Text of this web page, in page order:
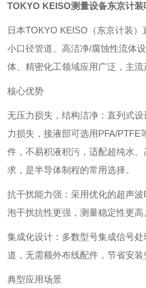
TOKYO KEISO测量设备东京计装
日本‌TOKYO KEISO（东京计装
小口径管道、高洁净/腐蚀性流体
体、精密化工领域应用广泛，主流
核心优势
无压力损失，结构洁净‌：直列式
力损失，接液部可选用PFA/PTFE
件，不易积液积污，适配超纯水
求，是半导体制程的常用选择。
抗干扰能力强‌：采用优化的超声
泡干扰抗性更强，测量稳定性更高
集成化设计‌：多数型号集成信号
道，无需额外布线配件，节省安装
典型应用场景